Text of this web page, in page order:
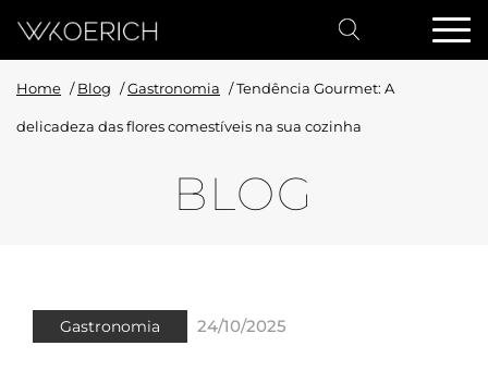
Home /Blog /Gastronomia /Tendência Gourmet: A
delicadeza das flores comestíveis na sua cozinha
BLOG
Gastronomia 24/10/2025